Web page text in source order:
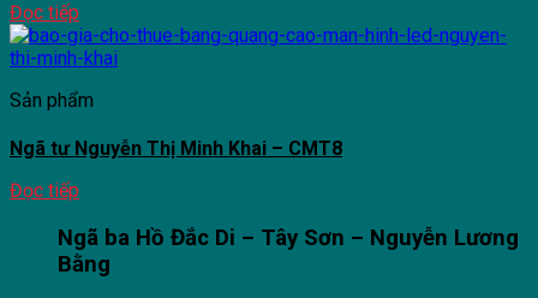
Đọc tiếp
Sản phẩm
Ngã tư Nguyễn Thị Minh Khai – CMT8
Đọc tiếp
Ngã ba Hồ Đắc Di – Tây Sơn – Nguyễn Lương
Bằng